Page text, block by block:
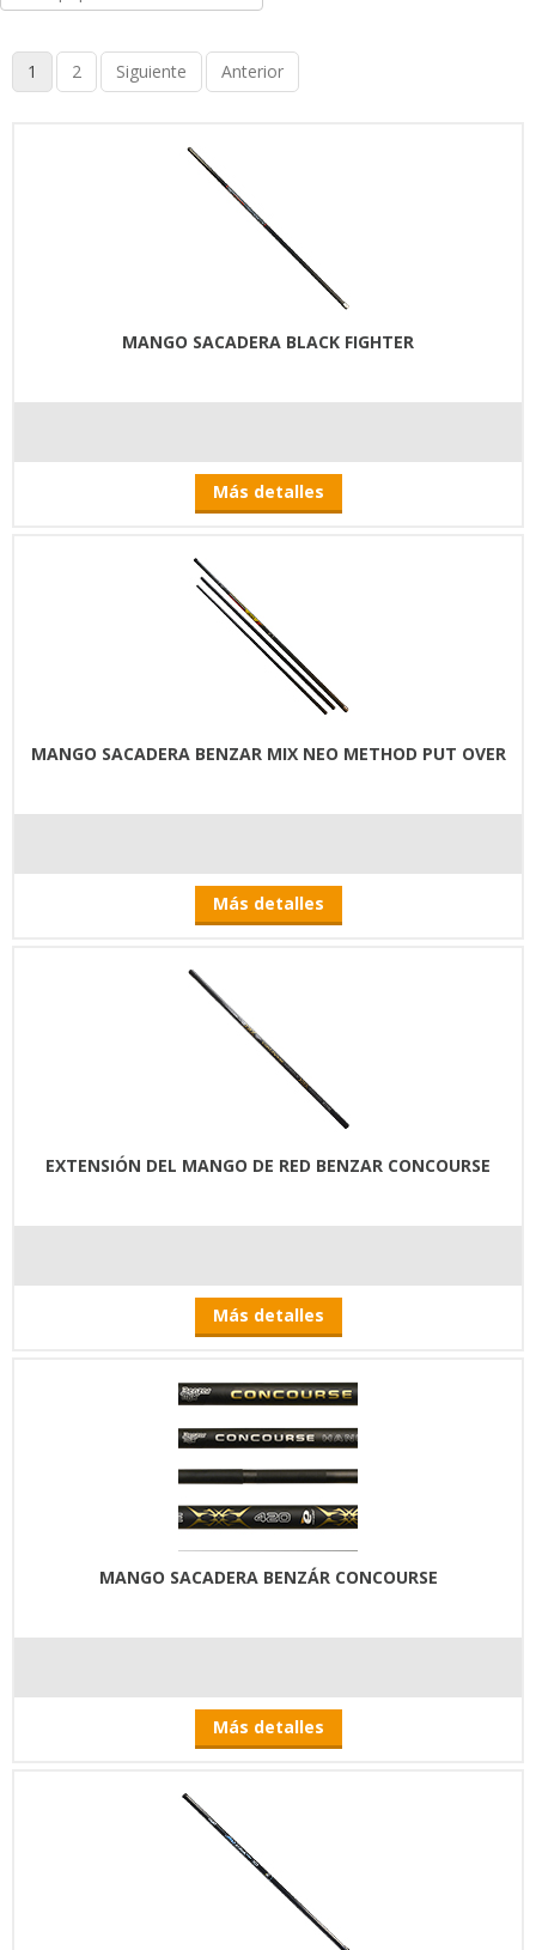
1 2 Siguiente Anterior
MANGO SACADERA BLACK FIGHTER
Más detalles
MANGO SACADERA BENZAR MIX NEO METHOD PUT OVER
Más detalles
EXTENSIÓN DEL MANGO DE RED BENZAR CONCOURSE
Más detalles
MANGO SACADERA BENZÁR CONCOURSE
Más detalles